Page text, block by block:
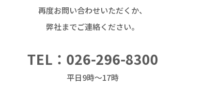
再度お問い合わせいただくか、
弊社までご連絡ください。
TEL：026-296-8300
平日9時～17時